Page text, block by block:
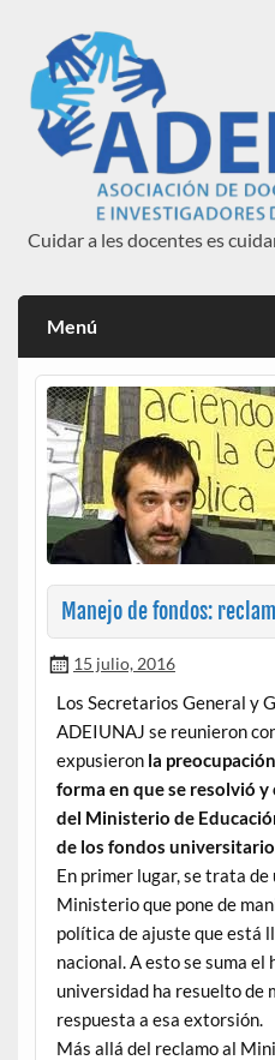
contenido
ADEIUNAJ
Cuidar a les docentes es
Menú
Manejo de fondos:
15 julio, 2016
Los Secretarios General y
ADEIUNAJ se reunieron
expusieronla
forma en que se resolvió
del Ministerio de
de los fondos
En primer lugar, se trata
Ministerio que pone de
política de ajuste que está
nacional. A esto se suma el
universidad ha resuelto de
respuesta a esa extorsión.
Más allá del reclamo al